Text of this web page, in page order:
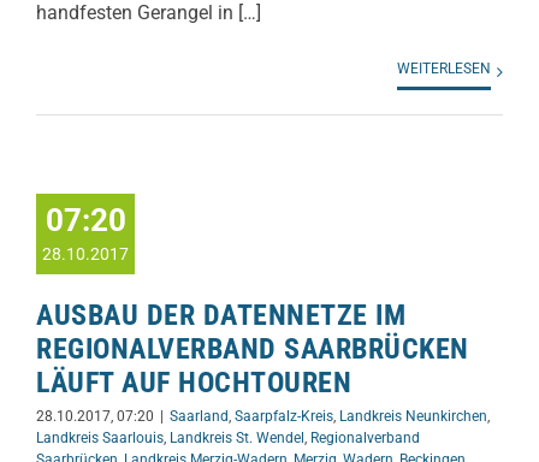
handfesten Gerangel in […]
WEITERLESEN
07:20
28.10.2017
AUSBAU DER DATENNETZE IM
REGIONALVERBAND SAARBRÜCKEN
LÄUFT AUF HOCHTOUREN
28.10.2017, 07:20 Saarland, Saarpfalz-Kreis, Landkreis Neunkirchen,
Landkreis Saarlouis, Landkreis St. Wendel , Regionalverband